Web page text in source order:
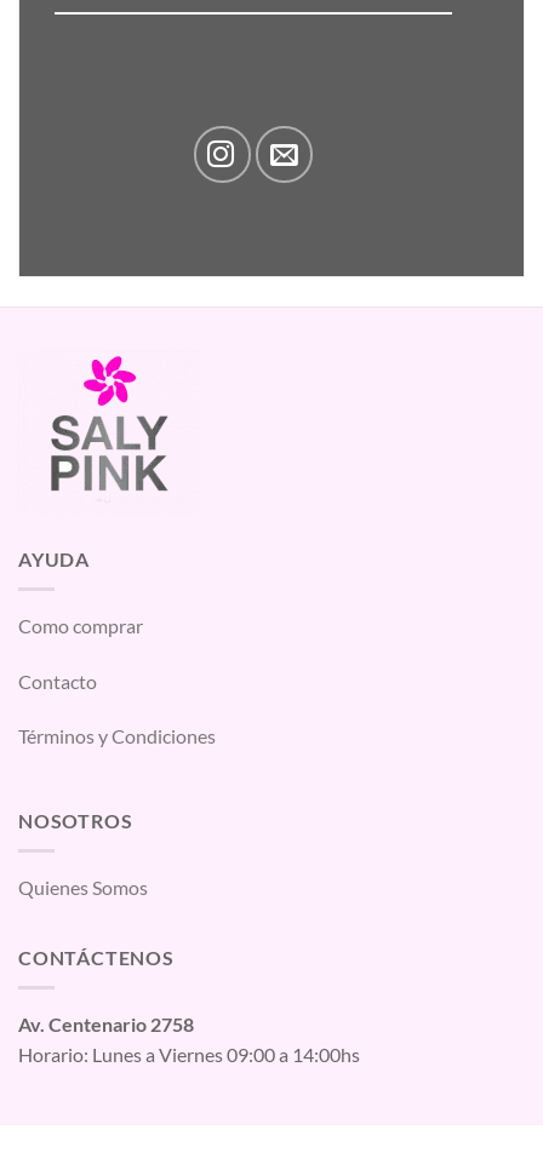
AYUDA
Como comprar
Contacto
Términos y Condiciones
NOSOTROS
Quienes Somos
CONTÁCTENOS
Av. Centenario 2758
Horario: Lunes a Viernes 09:00 a 14:00hs